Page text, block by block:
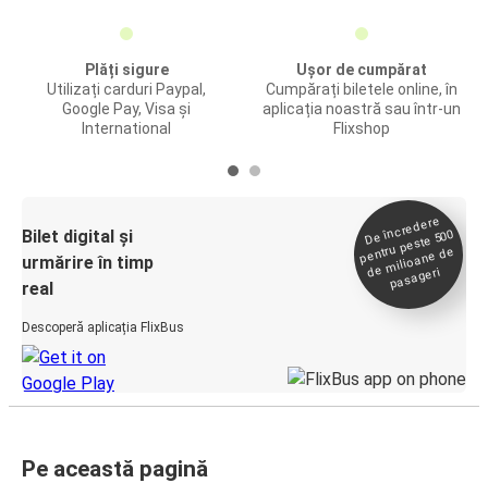
Plăți sigure
Utilizați carduri Paypal,
Google Pay, Visa și
International
Ușor de cumpărat
Cumpărați biletele online, în
aplicația noastră sau într-un
Flixshop
Bilet digital și
urmărire în timp
real
Descoperă aplicația FlixBus
De încredere
pentru peste 500
de
milioane de
pasageri
Pe această pagină